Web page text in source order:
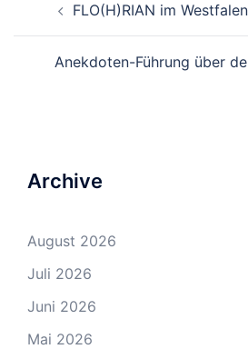
Navigation
FLO(H)RIAN im
Anekdoten-Führung über
Archive
August 2026
Juli 2026
Juni 2026
Mai 2026